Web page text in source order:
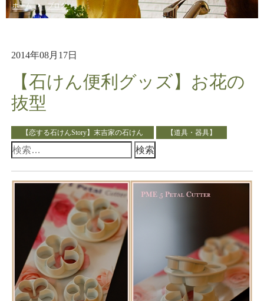
ホーム ブログ
2014年08月17日
【石けん便利グッズ】お花の
抜型
【恋する石けんStory】末吉家の石けん 【道具・器具】
検